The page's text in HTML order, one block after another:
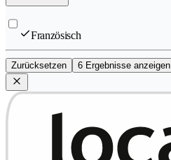
Französisch
Zurücksetzen 6 Ergebnisse anzeigen